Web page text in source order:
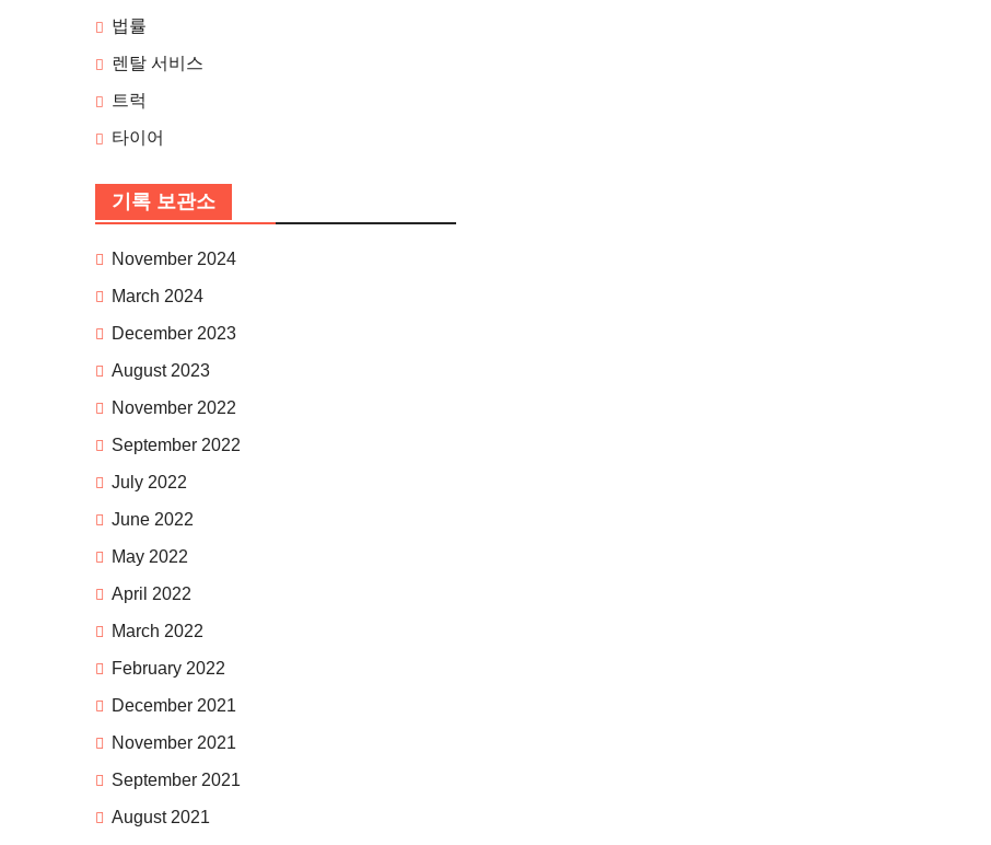
법률
렌탈 서비스
트럭
타이어
기록 보관소
November 2024
March 2024
December 2023
August 2023
November 2022
September 2022
July 2022
June 2022
May 2022
April 2022
March 2022
February 2022
December 2021
November 2021
September 2021
August 2021